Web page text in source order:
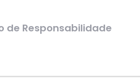
de Responsabilidade